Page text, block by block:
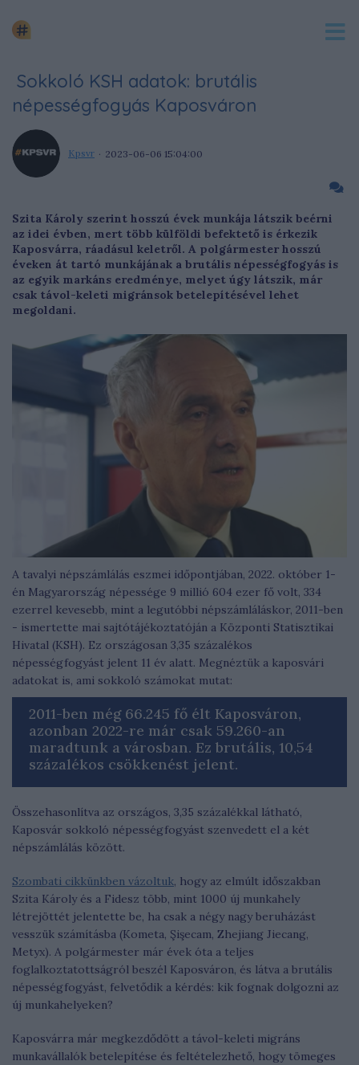
Sokkoló KSH adatok: brutális
népességfogyás Kaposváron
Kpsvr 2023-06-06 15:04:00
Szita Károly szerint hosszú évek munkája látszik beérni
az idei évben, mert több külföldi befektető is érkezik
Kaposvárra, ráadásul keletről. A polgármester hosszú
éveken át tartó munkájának a brutális népességfogyás is
az egyik markáns eredménye, melyet úgy látszik, már
csak távol-keleti migránsok betelepítésével lehet
megoldani.
A tavalyi népszámlálás eszmei időpontjában, 2022. október 1-
én Magyarország népessége 9 millió 604 ezer fő volt, 334
ezerrel kevesebb, mint a legutóbbi népszámláláskor, 2011-ben
- ismertette mai sajtótájékoztatóján a Központi Statisztikai
Hivatal (KSH). Ez országosan 3,35 százalékos
népességfogyást jelent 11 év alatt. Megnéztük a kaposvári
adatokat is, ami sokkoló számokat mutat:
2011-ben még 66.245 fő élt Kaposváron,
azonban 2022-re már csak 59.260-an
maradtunk a városban. Ez brutális, 10,54
százalékos csökkenést jelent.
Összehasonlítva az országos, 3,35 százalékkal látható,
Kaposvár sokkoló népességfogyást szenvedett el a két
népszámlálás között.
Szombati cikkünkben vázoltuk, hogy az elmúlt időszakban
Szita Károly és a Fidesz több, mint 1000 új munkahely
létrejöttét jelentette be, ha csak a négy nagy beruházást
vesszük számításba (Kometa, Şişecam, Zhejiang Jiecang,
Metyx). A polgármester már évek óta a teljes
foglalkoztatottságról beszél Kaposváron, és látva a brutális
népességfogyást, felvetődik a kérdés: kik fognak dolgozni az
új munkahelyeken?
Kaposvárra már megkezdődött a távol-keleti migráns
munkavállalók betelepítése és feltételezhető, hogy tömeges